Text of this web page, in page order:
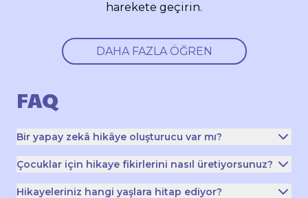
harekete geçirin.
DAHA FAZLA ÖĞREN
FAQ
Bir yapay zekâ hikâye oluşturucu var mı?
Evet! Hikâye oluşturucumuzla okuma zamanının tadını
hayal gücünü harekete geçirerek tutkulu bir okuyucuya
Çocuklar için hikaye fikirlerini nasıl üretiyorsunuz?
Çocuğunuzun hayal gücünü harekete geçirmek en iyi
Hikayeleriniz hangi yaşlara hitap ediyor?